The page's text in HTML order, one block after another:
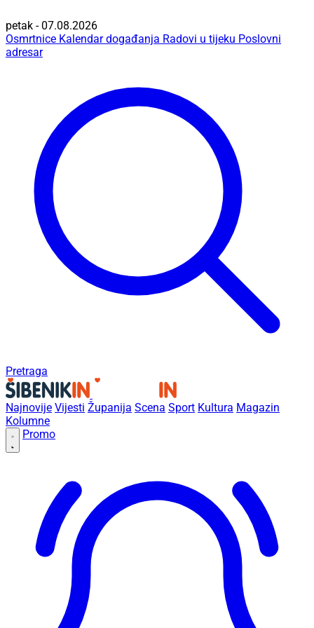
petak - 07.08.2026
Osmrtnice Kalendar događanja Radovi u tijeku Poslovni
adresar
Pretraga
Najnovije Vijesti Županija Scena Sport Kultura Magazin
Kolumne
Promo